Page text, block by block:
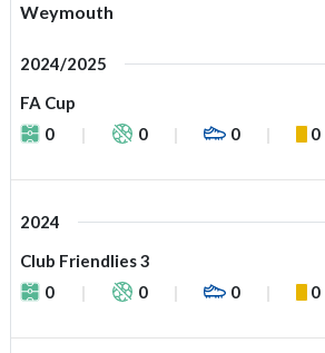
Weymouth
2024/2025
FA Cup
0
0 0 0
2024
Club Friendlies 3
0
0 0 0